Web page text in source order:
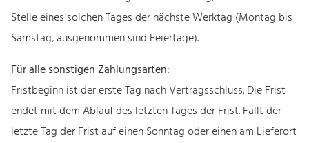
Stelle eines solchen Tages der nächste Werktag (Montag bis
Samstag, ausgenommen sind Feiertage).
Für alle sonstigen Zahlungsarten:
Fristbeginn ist der erste Tag nach Vertragsschluss. Die Frist
endet mit dem Ablauf des letzten Tages der Frist. Fällt der
letzte Tag der Frist auf einen Sonntag oder einen am Lieferort